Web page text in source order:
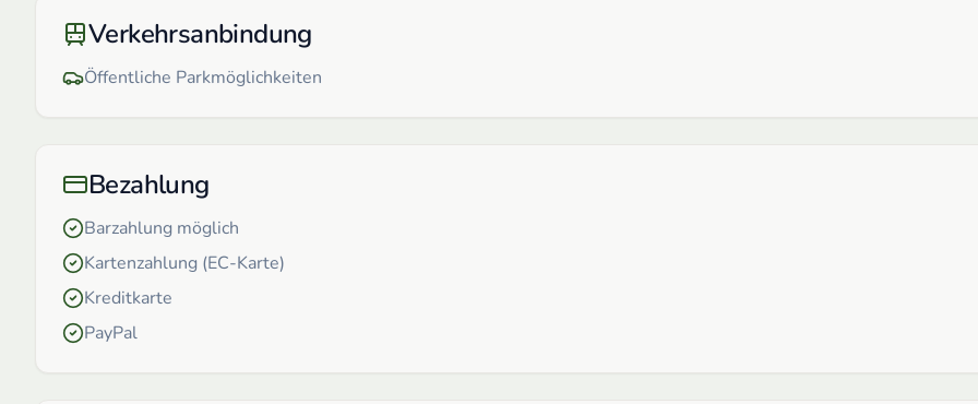
Verkehrsanbindung
Öffentliche Parkmöglichkeiten
Bezahlung
Barzahlung möglich
Kartenzahlung (EC-Karte)
Kreditkarte
PayPal